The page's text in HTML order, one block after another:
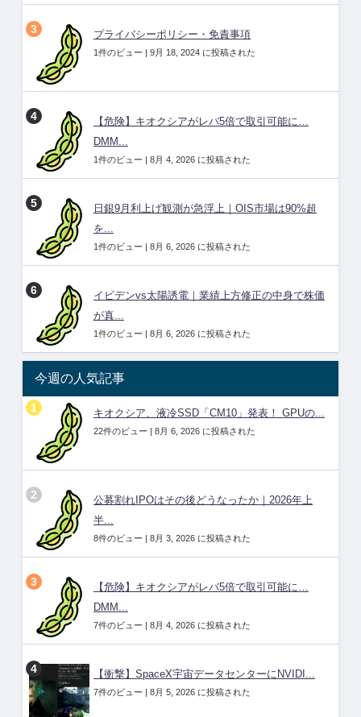
プライバシーポリシー・免責事項
1件のビュー | 9月 18, 2024 に投稿された
【危険】キオクシアがレバ5倍で取引可能に…
DMM...
1件のビュー | 8月 4, 2026 に投稿された
日銀9月利上げ観測が急浮上｜OIS市場は90%超
を...
1件のビュー | 8月 6, 2026 に投稿された
イビデンvs太陽誘電｜業績上方修正の中身で株価
が真...
1件のビュー | 8月 6, 2026 に投稿された
今週の人気記事
キオクシア、液冷SSD「CM10」発表！ GPUの...
22件のビュー | 8月 6, 2026 に投稿された
公募割れIPOはその後どうなったか｜2026年上
半...
8件のビュー | 8月 3, 2026 に投稿された
【危険】キオクシアがレバ5倍で取引可能に…
DMM...
7件のビュー | 8月 4, 2026 に投稿された
【衝撃】SpaceX宇宙データセンターにNVIDI...
7件のビュー | 8月 5, 2026 に投稿された